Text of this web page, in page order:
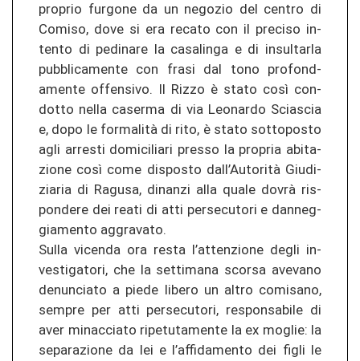
pro­prio fur­go­ne da un nego­zio del cen­tro di
Co­mi­so, dove si era re­ca­to con il pre­ci­so in­
ten­to di pe­d­i­na­re la ca­sa­lin­ga e di in­sul­tar­la
pu­bbli­ca­men­te con frasi dal tono pro­fon­d­
amen­te of­fen­si­vo. Il Rizzo è stato così con­
dot­to nella ca­ser­ma di via Leo­nar­do Scia­s­cia
e, dopo le formalità di rito, è stato sot­to­posto
agli arres­ti do­mi­ci­lia­ri pres­so la pro­pria ab­ita­
zio­ne così come dis­posto dall’Autorità Giu­di­
zia­ria di Ra­gu­sa, di­nan­zi alla quale dovrà ris­
pon­de­re dei reati di atti per­se­cu­to­ri e dan­neg­
gia­men­to ag­gra­va­to.
Sulla vi­cen­da ora resta l’at­ten­zio­ne degli in­
ves­ti­ga­to­ri, che la set­ti­ma­na scor­sa ave­va­no
de­nun­cia­to a piede li­be­ro un altro co­mi­sa­no,
sem­pre per atti per­se­cu­to­ri, re­spon­sa­bi­le di
aver mi­nac­cia­to ri­pe­tu­ta­men­te la ex moglie: la
se­pa­ra­zio­ne da lei e l’af­fi­d­amen­to dei figli le